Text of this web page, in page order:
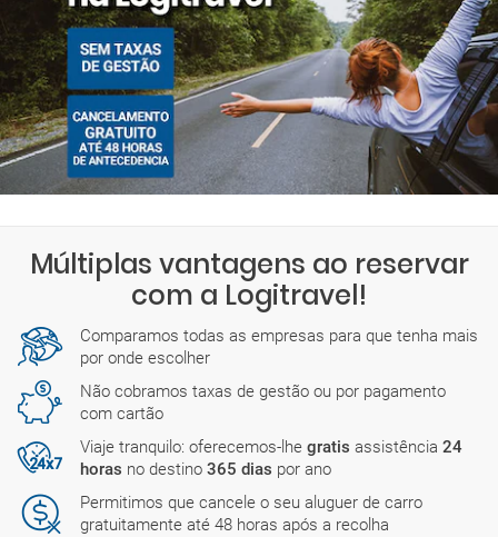
Múltiplas vantagens ao reservar
com a Logitravel!
Comparamos todas as empresas para que tenha mais
por onde escolher
Não cobramos taxas de gestão ou por pagamento
com cartão
Viaje tranquilo: oferecemos-lhe gratis assistência 24
horas no destino 365 dias por ano
Permitimos que cancele o seu aluguer de carro
gratuitamente até 48 horas após a recolha